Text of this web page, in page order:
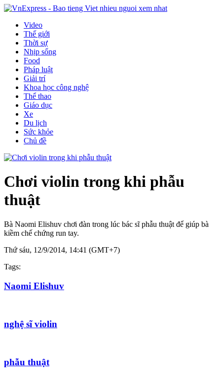
Video
Thế giới
Thời sự
Nhịp sống
Food
Pháp luật
Giải trí
Khoa học công nghệ
Thể thao
Giáo dục
Xe
Du lịch
Sức khỏe
Chủ đề
Chơi violin trong khi phẫu
thuật
Bà Naomi Elishuv chơi đàn trong lúc bác sĩ phẫu thuật để giúp bà
kiềm chế chứng run tay.
Thứ sáu, 12/9/2014, 14:41 (GMT+7)
Tags:
Naomi Elishuv
nghệ sĩ violin
phẫu thuật